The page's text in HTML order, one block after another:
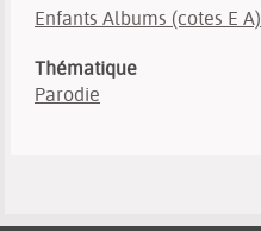
Enfants Albums (cotes E A)
Thématique
Parodie